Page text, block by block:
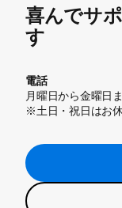
喜んでサ
す
電話
月曜日から金曜日
※土日・祝日はお